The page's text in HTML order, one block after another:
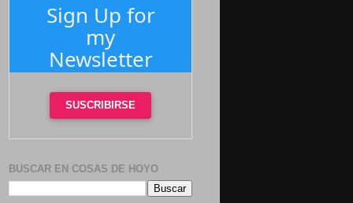
Sign Up for
my
Newsletter
SUSCRIBIRSE
BUSCAR EN COSAS DE HOYO